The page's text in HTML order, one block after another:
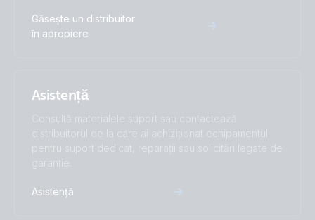
Găsește un distribuitor
în apropiere
Asistență
Consultă materialele suport sau contactează
distribuitorul de la care ai achiziționat echipamentul
pentru suport dedicat, reparații sau solicitări legate de
garanție.
Asistență